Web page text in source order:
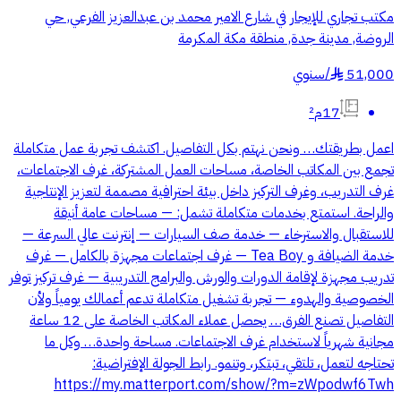
مكتب تجاري للإيجار في شارع الامير محمد بن عبدالعزيز الفرعي, حي
الروضة, مدينة جدة, منطقة مكة المكرمة
51,000
§
/سنوي
17م²
اعمل بطريقتك… ونحن نهتم بكل التفاصيل. اكتشف تجربة عمل متكاملة
تجمع بين المكاتب الخاصة، مساحات العمل المشتركة، غرف الاجتماعات،
غرف التدريب، وغرف التركيز داخل بيئة احترافية مصممة لتعزيز الإنتاجية
والراحة. استمتع بخدمات متكاملة تشمل: — مساحات عامة أنيقة
للاستقبال والاسترخاء — خدمة صف السيارات — إنترنت عالي السرعة —
خدمة الضيافة و Tea Boy — غرف اجتماعات مجهزة بالكامل — غرف
تدريب مجهزة لإقامة الدورات والورش والبرامج التدريبية — غرف تركيز توفر
الخصوصية والهدوء — تجربة تشغيل متكاملة تدعم أعمالك يومياً ولأن
التفاصيل تصنع الفرق… يحصل عملاء المكاتب الخاصة على 12 ساعة
مجانية شهرياً لاستخدام غرف الاجتماعات. مساحة واحدة… وكل ما
تحتاجه لتعمل، تلتقي، تبتكر، وتنمو. رابط الجولة الإفتراضية:
https://my.matterport.com/show/?m=zWpodwf6Twh